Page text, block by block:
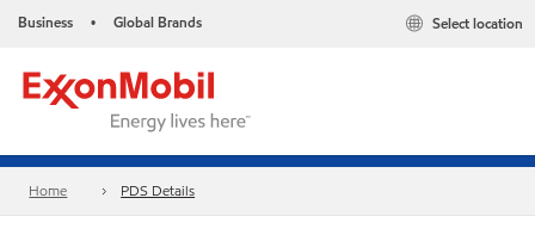
Business • Global Brands Select location
Home PDS Details